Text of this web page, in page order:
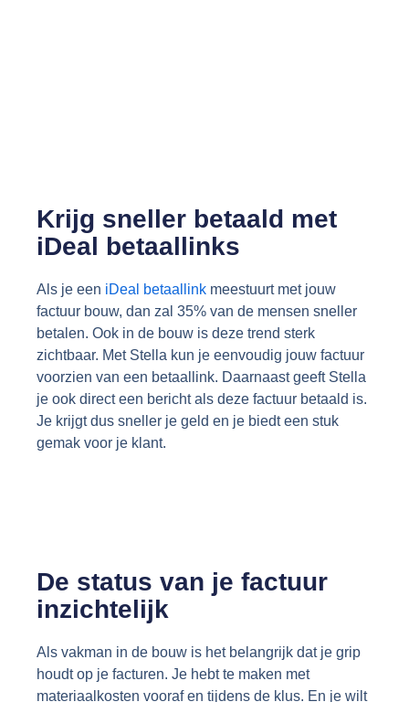
Krijg sneller betaald met
iDeal betaallinks
Als je een iDeal betaallink meestuurt met jouw
factuur bouw, dan zal 35% van de mensen sneller
betalen. Ook in de bouw is deze trend sterk
zichtbaar. Met Stella kun je eenvoudig jouw factuur
voorzien van een betaallink. Daarnaast geeft Stella
je ook direct een bericht als deze factuur betaald is.
Je krijgt dus sneller je geld en je biedt een stuk
gemak voor je klant.
De status van je factuur
inzichtelijk
Als vakman in de bouw is het belangrijk dat je grip
houdt op je facturen. Je hebt te maken met
materiaalkosten vooraf en tijdens de klus. En je wilt